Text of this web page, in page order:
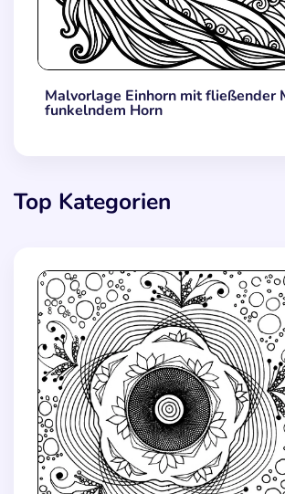
Malvorlage Einhorn mit fließender
funkelndem Horn
Top Kategorien